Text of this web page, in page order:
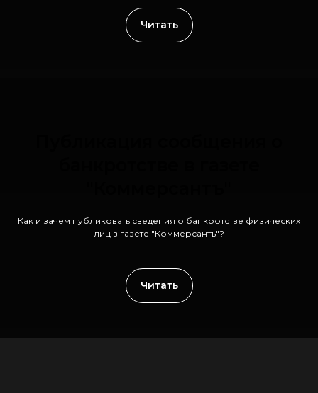
Как узнать, передан ли ваш долг приставам?
банкротстве в газете
"Коммерсантъ"
Как и зачем публиковать сведения о банкротстве физических
лиц в газете "Коммерсантъ"?